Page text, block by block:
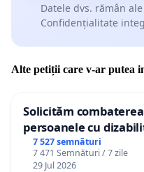
Datele dvs. rămân
Confidențialitate
Alte petiții care v-ar putea
Solicităm
persoanele cu
7 527 semnături
7 471 Semnături / 7 zile
29 Jul 2026